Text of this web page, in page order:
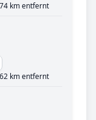
km entfernt
km entfernt